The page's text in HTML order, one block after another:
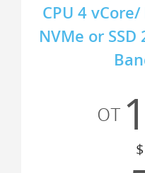
CPU 4
NVMe or
от
$